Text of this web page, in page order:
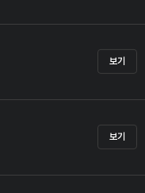
보기
보기